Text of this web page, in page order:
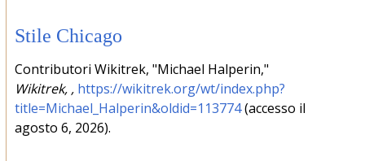
Stile Chicago
Contributori Wikitrek, "Michael Halperin,"
Wikitrek, , https://wikitrek.org/wt/index.php?
title=Michael_Halperin&oldid=113774(accesso il
agosto 6, 2026).